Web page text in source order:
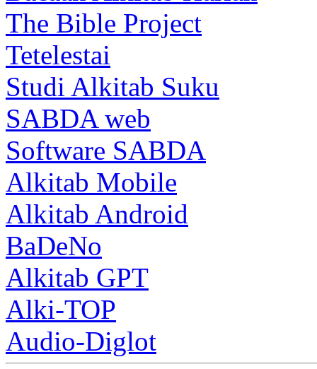
The Bible Project
Tetelestai
Studi Alkitab Suku
SABDA web
Software SABDA
Alkitab Mobile
Alkitab Android
BaDeNo
Alkitab GPT
Alki-TOP
Audio-Diglot